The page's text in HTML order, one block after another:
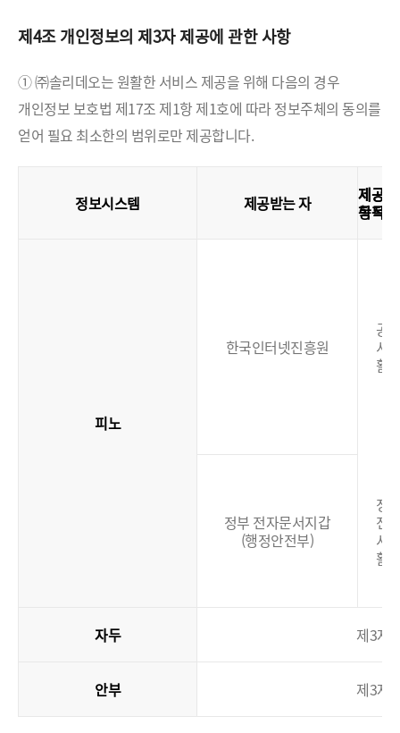
제4조 개인정보의 제3자 제공에 관한 사항
① ㈜솔리데오는 원활한 서비스 제공을 위해 다음의 경우
개인정보 보호법 제17조 제1항 제1호에 따라 정보주체의 동의를
얻어 필요 최소한의 범위로만 제공합니다.
정보시스템 제공받는 자
제공
목적
제공
항목
피노
한국인터넷진흥원
공
서
활
정부 전자문서지갑
(행정안전부)
정
전
서
활
자두 제3자
안부 제3자